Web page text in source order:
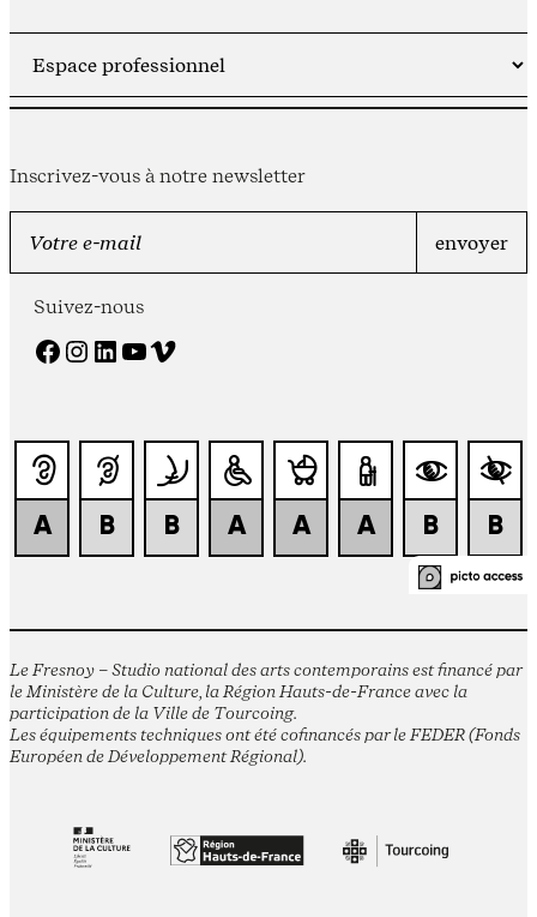
Inscrivez-vous à notre newsletter
Suivez-nous
Facebook Instagram LinkedIn YouTube Vimeo
Le Fresnoy – Studio national des arts contemporains est financé par
le Ministère de la Culture, la Région Hauts-de-France avec la
participation de la Ville de Tourcoing.
Les équipements techniques ont été cofinancés par le FEDER (Fonds
Européen de Développement Régional).